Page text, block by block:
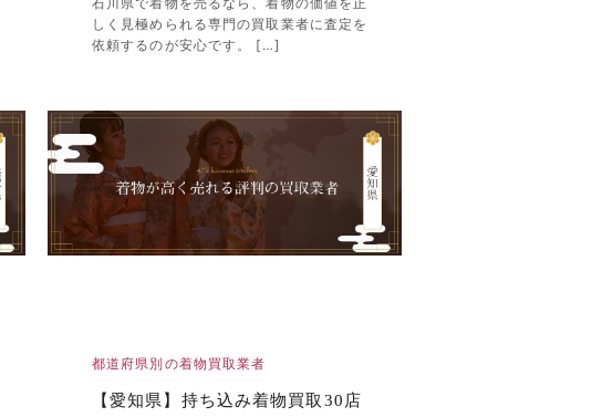
しく見極められる専門の買取業者に査定を
依頼するのが安心です。 […]
都道府県別の着物買取業者
【愛知県】持ち込み着物買取30店